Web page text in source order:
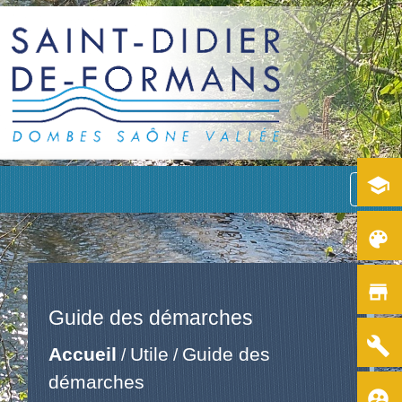
menu
Guide des démarches
Accueil / Utile / Guide des
démarches
school
color_lens
store
build